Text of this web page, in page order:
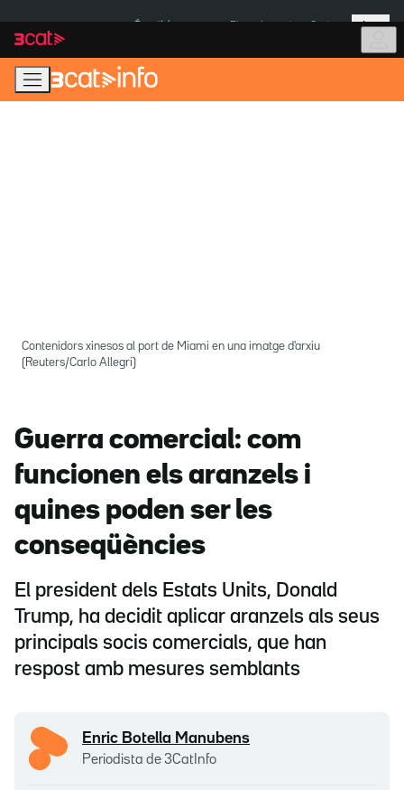
navegació
principal
contingut
Més
Contenidors xinesos al port de Miami en una imatge d'arxiu
(Reuters/Carlo Allegri)
Guerra comercial: com
funcionen els aranzels i
quines poden ser les
conseqüències
El president dels Estats Units, Donald
Trump, ha decidit aplicar aranzels als seus
principals socis comercials, que han
respost amb mesures semblants
Enric Botella Manubens
Periodista de 3CatInfo